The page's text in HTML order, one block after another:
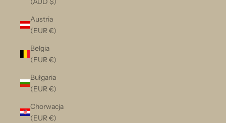
Austria
(EUR €)
Belgia
(EUR €)
Bułgaria
(EUR €)
Chorwacja
(EUR €)